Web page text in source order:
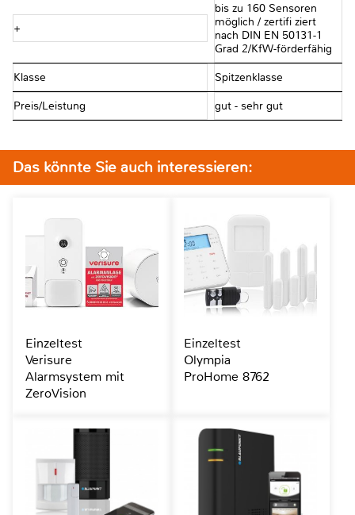
+
bis zu 160 Sensoren
möglich / zertifi ziert
nach DIN EN 50131-1
Grad 2/KfW-förderfähig
Klasse Spitzenklasse
Preis/Leistung gut - sehr gut
Das könnte Sie auch interessieren:
Einzeltest
Verisure
Alarmsystem mit
ZeroVision
Einzeltest
Olympia
ProHome 8762